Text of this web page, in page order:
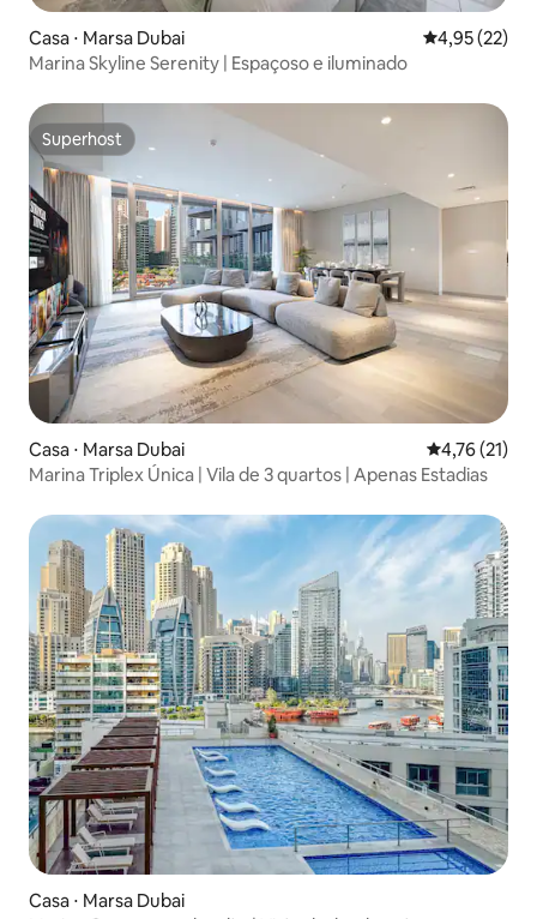
Casa ⋅ Marsa Dubai 4,95 de uma
4,95 (22)
Marina Skyline Serenity | Espaçoso e iluminado
Superhost
Superhost
Casa ⋅ Marsa Dubai 4,76 de uma
4,76 (21)
Marina Triplex Única | Vila de 3 quartos | Apenas Estadias
Casa ⋅ Marsa Dubai